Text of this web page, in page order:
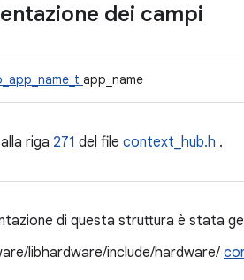
dei campi
app_name
riga 271 del file context_hub.h .
di questa struttura è stata
libhardware/include/hardware/